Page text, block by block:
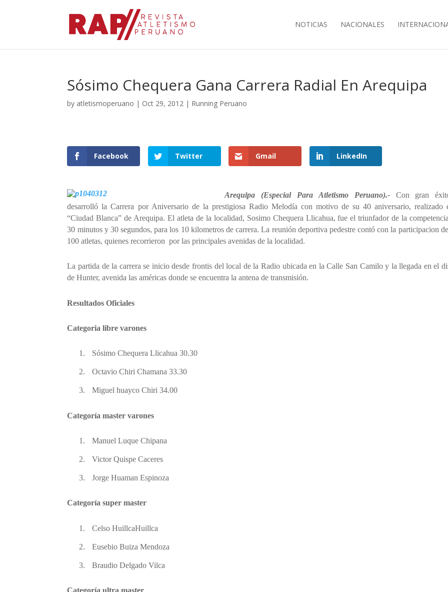
NOTICIAS NACIONALES
Sósimo Chequera Gana Carrera Radial En Arequipa
by atletismoperuano | Oct 29, 2012 | Running Peruano
Facebook Twitter Gmail LinkedIn
Arequipa (Especial Para Atletismo Peruano).-
Con gran
desarrolló la Carrera por Aniversario de la prestigiosa Radio Melodía con motivo de su 40 aniversario, realizado
“Ciudad Blanca” de Arequipa. El atleta de la localidad, Sosimo Chequera Llicahua, fue el triunfador de la
30 minutos y 30 segundos, para los 10 kilometros de carrera. La reunión deportiva pedestre contó con la participacion
100 atletas, quienes recorrieron por las principales avenidas de la localidad.
La partida de la carrera se inicio desde frontis del local de la Radio ubicada en la Calle San Camilo y la llegada en el
de Hunter, avenida las américas donde se encuentra la antena de transmisión.
Resultados Oficiales
Categoria libre varones
1. Sósimo Chequera Llicahua 30.30
2. Octavio Chiri Chamana 33.30
3. Miguel huayco Chiri 34.00
Categoría master varones
1. Manuel Luque Chipana
2. Victor Quispe Caceres
3. Jorge Huaman Espinoza
Categoría super master
1. Celso HuillcaHuillca
2. Eusebio Buiza Mendoza
3. Braudio Delgado Vilca
Categoría ultra master